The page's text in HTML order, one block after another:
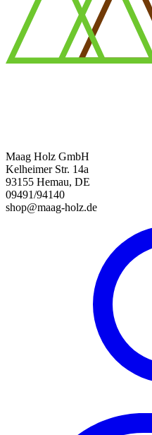
Maag Holz GmbH
Kelheimer Str. 14a
93155 Hemau, DE
09491/94140
shop@maag-holz.de